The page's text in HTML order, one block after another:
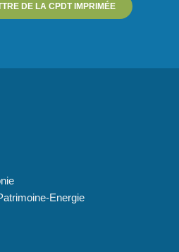
DE LA CPDT IMPRIMÉE
Energie